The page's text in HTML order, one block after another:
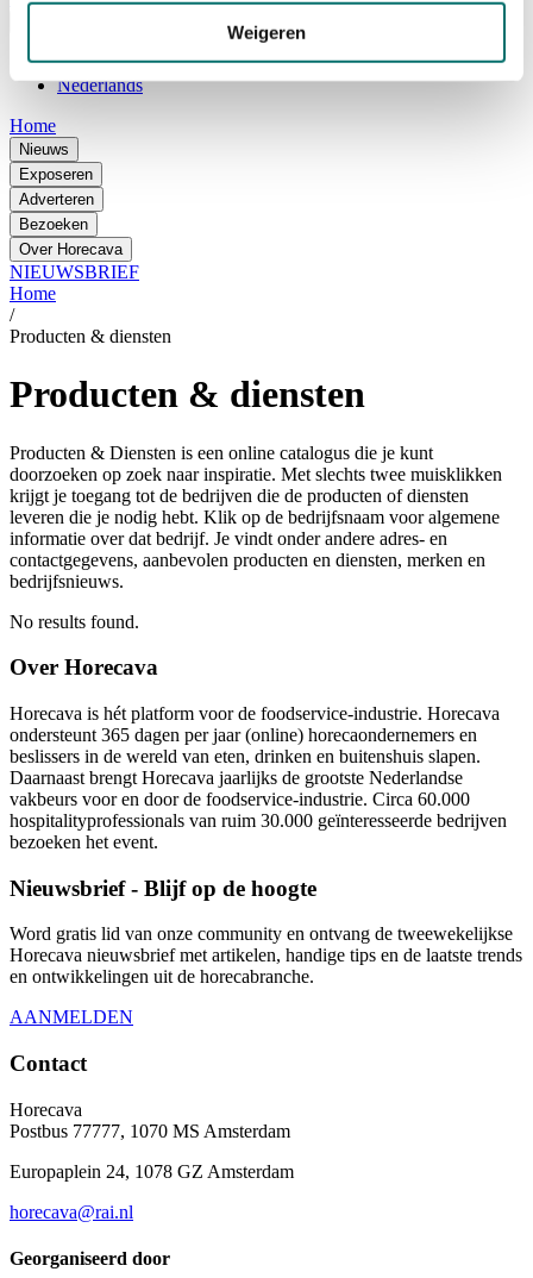
Weigeren
English
Nederlands
Home
Nieuws
Exposeren
Adverteren
Bezoeken
Over Horecava
NIEUWSBRIEF
Home
/
Producten & diensten
Producten & diensten
Producten & Diensten is een online catalogus die je kunt
doorzoeken op zoek naar inspiratie. Met slechts twee muisklikken
krijgt je toegang tot de bedrijven die de producten of diensten
leveren die je nodig hebt. Klik op de bedrijfsnaam voor algemene
informatie over dat bedrijf. Je vindt onder andere adres- en
contactgegevens, aanbevolen producten en diensten, merken en
bedrijfsnieuws.
No results found.
Over Horecava
Horecava is hét platform voor de foodservice-industrie. Horecava
ondersteunt 365 dagen per jaar (online) horecaondernemers en
beslissers in de wereld van eten, drinken en buitenshuis slapen.
Daarnaast brengt Horecava jaarlijks de grootste Nederlandse
vakbeurs voor en door de foodservice-industrie. Circa 60.000
hospitalityprofessionals van ruim 30.000 geïnteresseerde bedrijven
bezoeken het event.
Nieuwsbrief - Blijf op de hoogte
Word gratis lid van onze community en ontvang de tweewekelijkse
Horecava nieuwsbrief met artikelen, handige tips en de laatste trends
en ontwikkelingen uit de horecabranche.
AANMELDEN
Contact
Horecava
Postbus 77777, 1070 MS Amsterdam
Europaplein 24, 1078 GZ Amsterdam
horecava@rai.nl
Georganiseerd door